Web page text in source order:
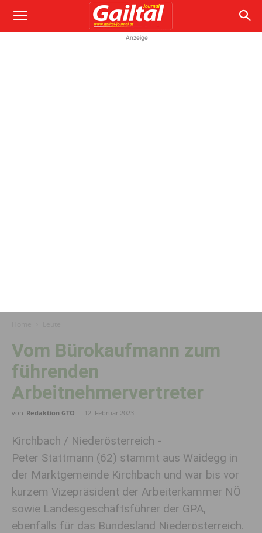
Anzeige
Vom Bürokaufmann zum
führenden
Arbeitnehmervertreter
von Redaktion GTO - 12. Februar 2023
Kirchbach / Niederösterreich -
Peter Stattmann (62) stammt aus Waidegg in
der Marktgemeinde Kirchbach und war bis vor
kurzem Vizepräsident der Arbeiterkammer NÖ
sowie Landesgeschäftsführer der GPA,
ebenfalls für das Bundesland Niederösterreich.